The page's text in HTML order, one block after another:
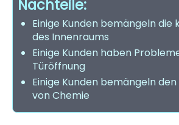
Nachteile:
Einige Kunden bemängeln die
des Innenraums
Einige Kunden haben
Türöffnung
Einige Kunden bemängeln
von Chemie